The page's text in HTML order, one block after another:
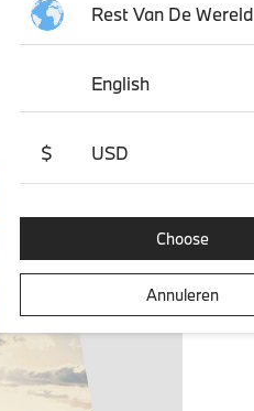
Rest Van De Wereld
English
$ USD
Choose
Annuleren